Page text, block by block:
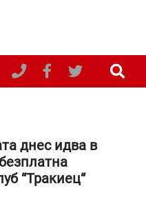
днес идва в
“Тракиец“